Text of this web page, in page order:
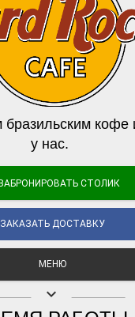
кофе
у нас.
СТОЛИК
ЗАКАЗАТЬ ДОСТАВКУ
МЕНЮ
keyboard_arrow_down